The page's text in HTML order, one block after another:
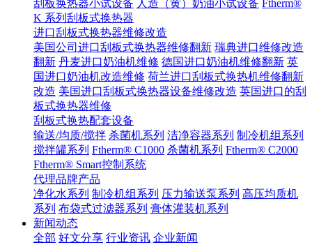
刮板换热器小试设备 人造（黄）奶油小试设备 Ftherm®
K 系列刮板式换热器
进口刮板式换热器维修改造
美国公司进口刮板式换热器维修翻新 瑞典进口维修改造
翻新 丹麦进口奶油机维修 德国进口奶油机维修翻新 英
国进口奶油机改造维修 荷兰进口刮板式换热机维修翻新
改造 美国进口刮板式换热器设备维修改造 英国进口的刮
板式换热器维修
刮板式换热配套设备
输送/均质/搅拌 杀菌机系列 洁净容器系列 制冷机组系列
搅拌罐系列 Ftherm® C1000 杀菌机系列 Ftherm® C2000
Ftherm® Smart控制系统
代理品牌产品
净化水系列 制冷机组系列 压力输送泵系列 高压均质机
系列 布袋式过滤器系列 膏体灌装机系列
新闻动态
全部 好文分享 行业资讯 企业新闻